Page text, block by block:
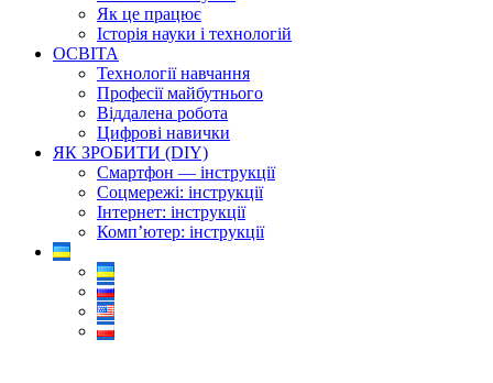
Як це працює
Історія науки і технологій
ОСВІТА
Технології навчання
Професії майбутнього
Віддалена робота
Цифрові навички
ЯК ЗРОБИТИ (DIY)
Смартфон — інструкції
Соцмережі: інструкції
Інтернет: інструкції
Комп’ютер: інструкції